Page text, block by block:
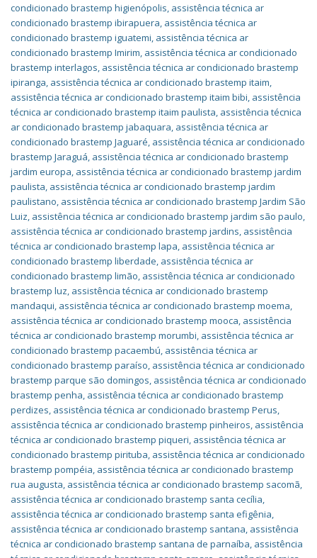
condicionado brastemp higienópolis, assistência técnica ar
condicionado brastemp ibirapuera, assistência técnica ar
condicionado brastemp iguatemi, assistência técnica ar
condicionado brastemp Imirim, assistência técnica ar condicionado
brastemp interlagos, assistência técnica ar condicionado brastemp
ipiranga, assistência técnica ar condicionado brastemp itaim,
assistência técnica ar condicionado brastemp itaim bibi, assistência
técnica ar condicionado brastemp itaim paulista, assistência técnica
ar condicionado brastemp jabaquara, assistência técnica ar
condicionado brastemp Jaguaré, assistência técnica ar condicionado
brastemp Jaraguá, assistência técnica ar condicionado brastemp
jardim europa, assistência técnica ar condicionado brastemp jardim
paulista, assistência técnica ar condicionado brastemp jardim
paulistano, assistência técnica ar condicionado brastemp Jardim São
Luiz, assistência técnica ar condicionado brastemp jardim são paulo,
assistência técnica ar condicionado brastemp jardins, assistência
técnica ar condicionado brastemp lapa, assistência técnica ar
condicionado brastemp liberdade, assistência técnica ar
condicionado brastemp limão, assistência técnica ar condicionado
brastemp luz, assistência técnica ar condicionado brastemp
mandaqui, assistência técnica ar condicionado brastemp moema,
assistência técnica ar condicionado brastemp mooca, assistência
técnica ar condicionado brastemp morumbi, assistência técnica ar
condicionado brastemp pacaembú, assistência técnica ar
condicionado brastemp paraíso, assistência técnica ar condicionado
brastemp parque são domingos, assistência técnica ar condicionado
brastemp penha, assistência técnica ar condicionado brastemp
perdizes, assistência técnica ar condicionado brastemp Perus,
assistência técnica ar condicionado brastemp pinheiros, assistência
técnica ar condicionado brastemp piqueri, assistência técnica ar
condicionado brastemp pirituba, assistência técnica ar condicionado
brastemp pompéia, assistência técnica ar condicionado brastemp
rua augusta, assistência técnica ar condicionado brastemp sacomã,
assistência técnica ar condicionado brastemp santa cecília,
assistência técnica ar condicionado brastemp santa efigênia,
assistência técnica ar condicionado brastemp santana, assistência
técnica ar condicionado brastemp santana de parnaíba, assistência